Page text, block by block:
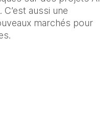
aussi une
marchés pour